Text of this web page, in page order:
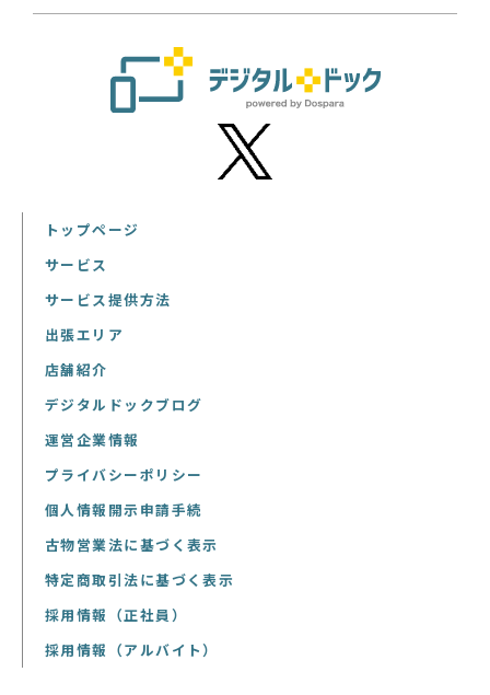
トップページ
サービス
サービス提供方法
出張エリア
店舗紹介
デジタルドックブログ
運営企業情報
プライバシーポリシー
個人情報開示申請手続
古物営業法に基づく表示
特定商取引法に基づく表示
採用情報（正社員）
採用情報（アルバイト）